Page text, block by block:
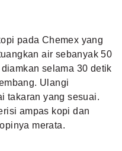
pada Chemex yang
air sebanyak 50
selama 30 detik
Ulangi
takaran yang sesuai.
ampas kopi dan
merata.